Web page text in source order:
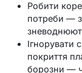
Робити
потреби —
Ігнорувати
покриття
борозни —